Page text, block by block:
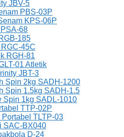
JBV-5
PBS-03P
KPS-06P
68
185
45C
RGH-81
01 Atletik
JBT-3
Spin 2kg SADH-1200
Spin 1.5kg SADH-1.5
Spin 1kg SADL-1010
TTP-02P
TLTP-03
SAC-BX040
D-24